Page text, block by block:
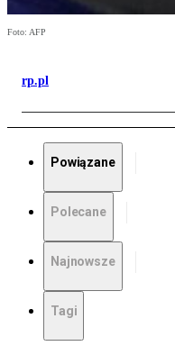
Foto: AFP
rp.pl
Powiązane
Polecane
Najnowsze
Tagi